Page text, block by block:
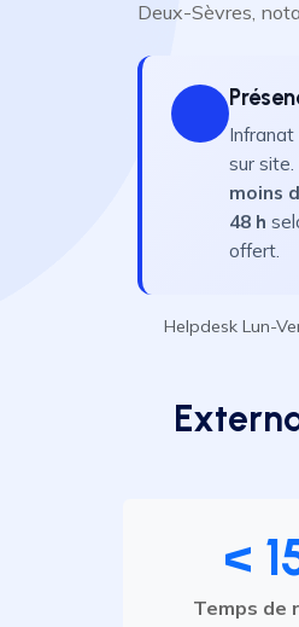
Deux-Sèvres,
sur
moins
48 h
offert.
Helpdesk Lun-
<
Temps de